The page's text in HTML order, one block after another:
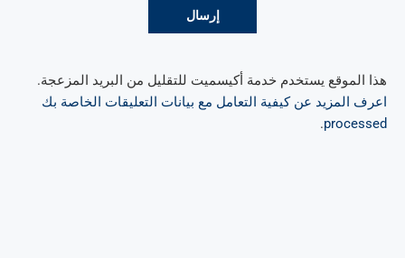
هذا الموقع يستخدم خدمة أكيسميت للتقليل من البريد المزعجة.
اعرف المزيد عن كيفية التعامل مع بيانات التعليقات الخاصة بك
processed
.